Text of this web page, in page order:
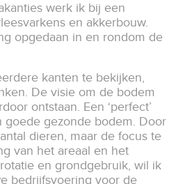
werk ik bij een
en akkerbouw.
opgedaan in en rondom de
kanten te bekijken,
De visie om de bodem
ontstaan. Een ‘perfect’
goede gezonde bodem. Door
dieren, maar de focus te
van het areaal en het
en grondgebruik, wil ik
bedrijfsvoering voor de